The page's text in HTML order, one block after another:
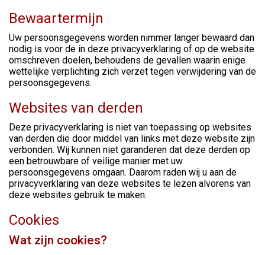
Bewaartermijn
Uw persoonsgegevens worden nimmer langer bewaard dan
nodig is voor de in deze privacyverklaring of op de website
omschreven doelen, behoudens de gevallen waarin enige
wettelijke verplichting zich verzet tegen verwijdering van de
persoonsgegevens.
Websites van derden
Deze privacyverklaring is niet van toepassing op websites
van derden die door middel van links met deze website zijn
verbonden. Wij kunnen niet garanderen dat deze derden op
een betrouwbare of veilige manier met uw
persoonsgegevens omgaan. Daarom raden wij u aan de
privacyverklaring van deze websites te lezen alvorens van
deze websites gebruik te maken.
Cookies
Wat zijn cookies?